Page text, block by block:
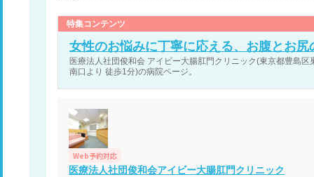
特集コンテンツ
女性のお悩みに丁寧に応える、お腹とお尻
医療法人社団俊和会 アイビー大腸肛門クリニック(東京都豊島
南口より 徒歩1分)の病院ページ。
Web予約対応
医療法人社団俊和会アイビー大腸肛門クリニック